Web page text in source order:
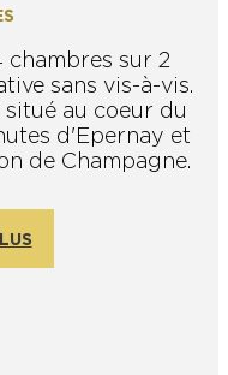
En famille En groupe
chambres sur 2
sans vis-à-vis.
au coeur du
d'Epernay et
de Champagne.